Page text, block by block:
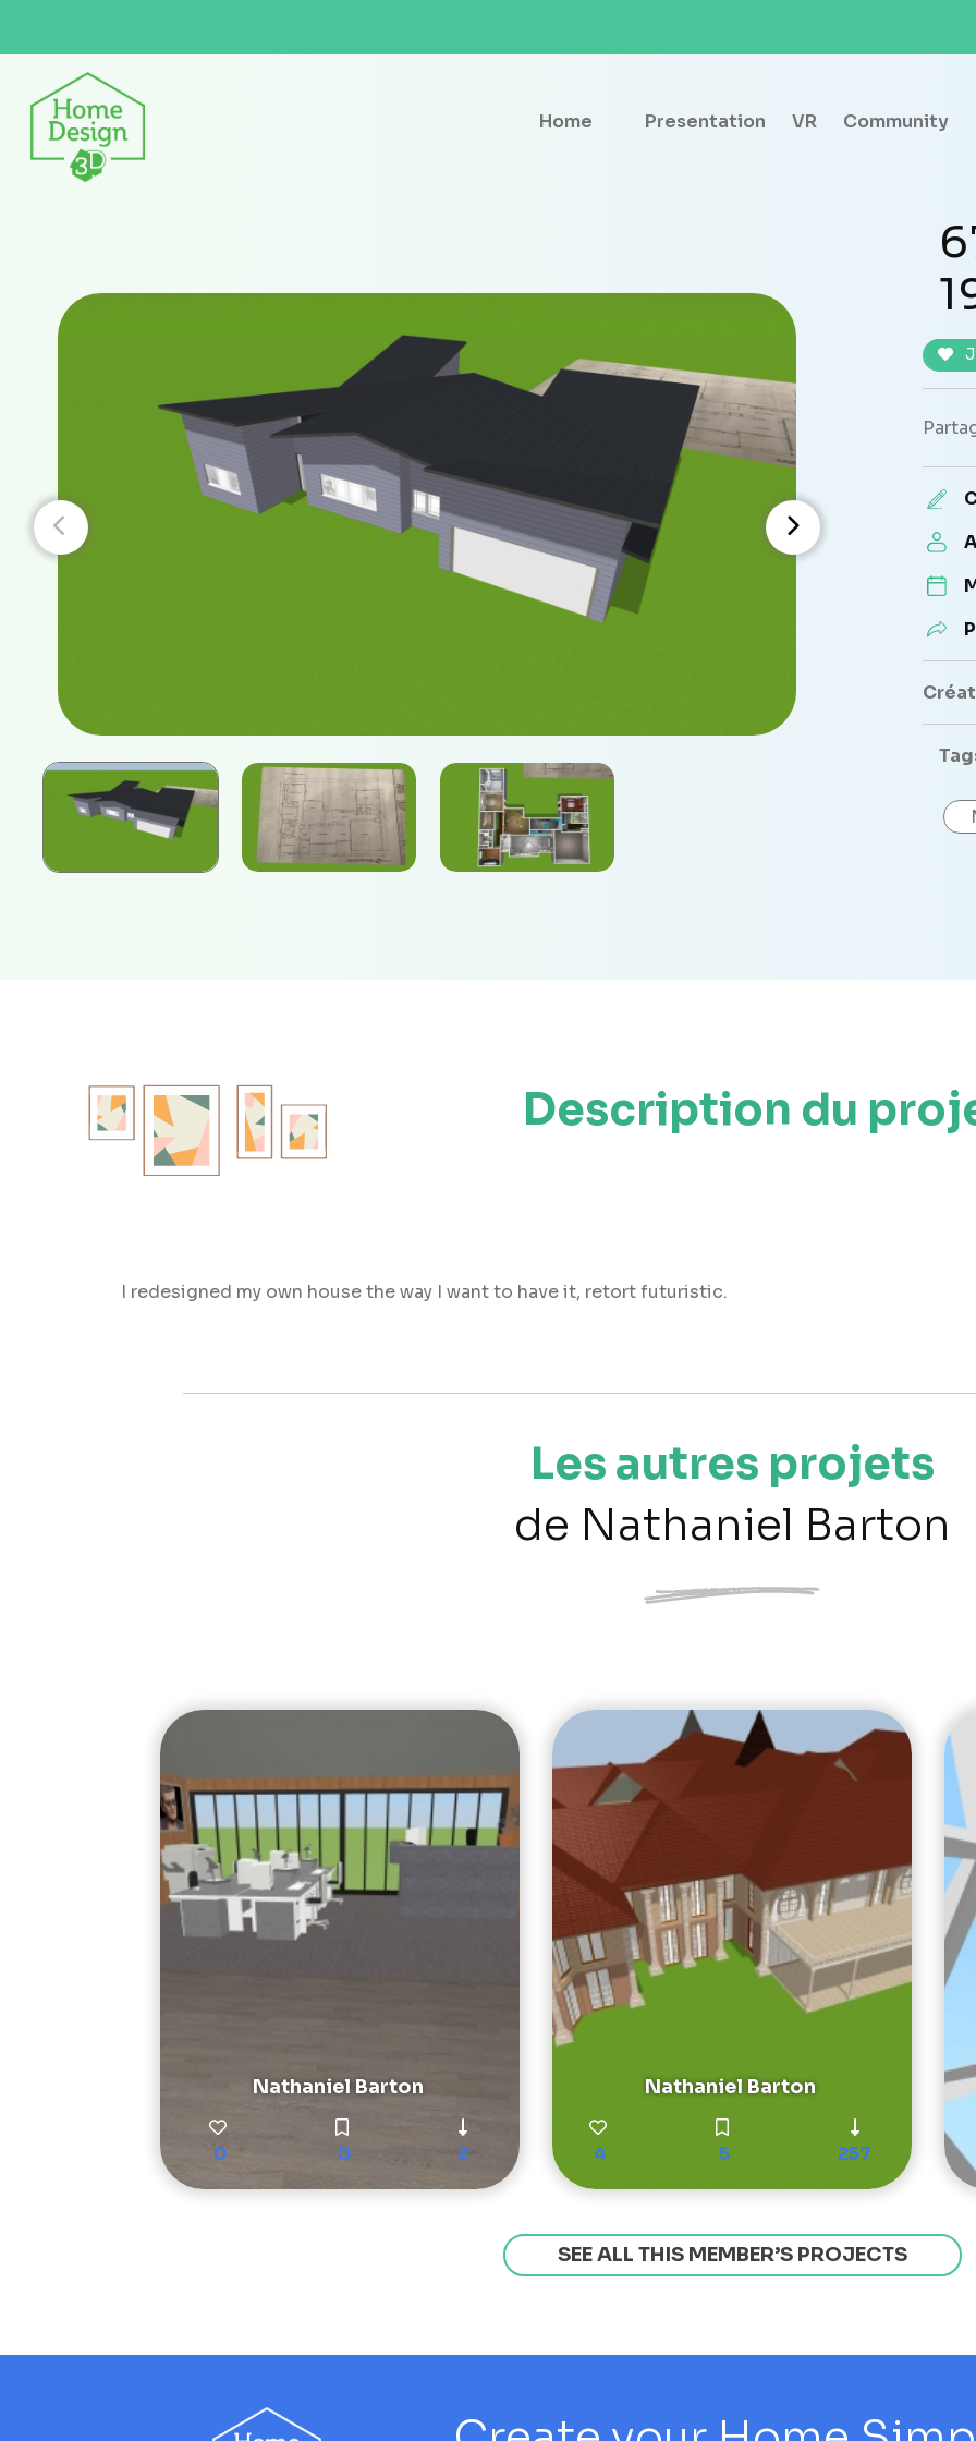
Home Presentation VR Community
Description du
I redesigned my own house the way I want to have it, retort futuristic.
Les autres projets
de Nathaniel Barton
Nathaniel Barton
0 0 2
Nathaniel Barton
4 5 257
SEE ALL THIS MEMBER’S PROJECTS